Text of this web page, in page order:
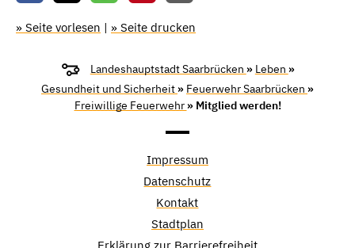
» Seite vorlesen | » Seite drucken
Landeshauptstadt Saarbrücken » Leben »
Gesundheit und Sicherheit » Feuerwehr Saarbrücken »
Freiwillige Feuerwehr » Mitglied werden!
Impressum
Datenschutz
Kontakt
Stadtplan
Erklärung zur Barrierefreiheit